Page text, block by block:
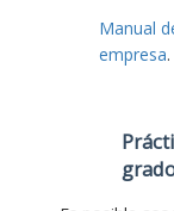
Manual
empresa.